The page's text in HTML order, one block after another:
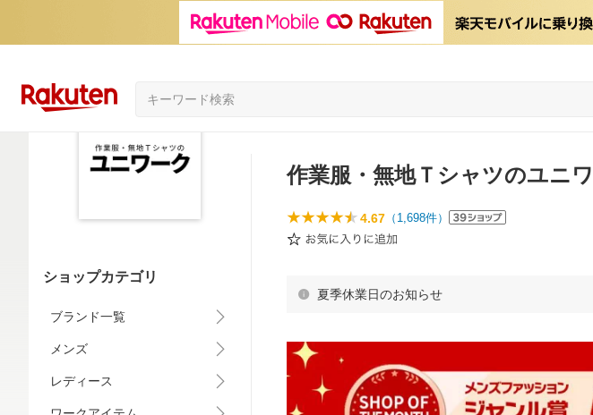
ショップカテゴリ
ブランド一覧
メンズ
レディース
作業服・無地Ｔシャツのユニ
4.67 （ 1,698件）
夏季休業日のお知らせ